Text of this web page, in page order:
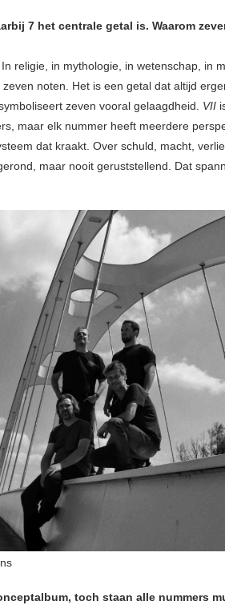
7 het centrale getal is. Waarom
religie, in mythologie, in wetenschap, in
noten. Het is een getal dat altijd
zeven vooral gelaagdheid. VII
maar elk nummer heeft meerdere
dat kraakt. Over schuld, macht,
maar nooit geruststellend. Dat
toch staan alle nummers